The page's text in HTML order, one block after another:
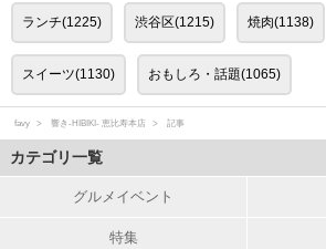
ランチ(1225) 渋谷区(1215) 焼肉(1138)
スイーツ(1130) おもしろ・話題(1065)
favy 響き‐HIBIKI‐ 恵比寿本店 記事
カテゴリ一覧
グルメイベント
特集